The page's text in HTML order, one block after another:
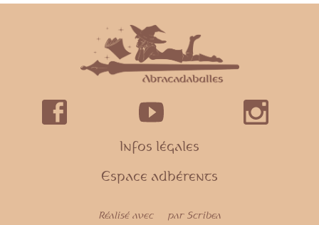
Infos légales
Espace adhérents
Réalisé avec par Scribea